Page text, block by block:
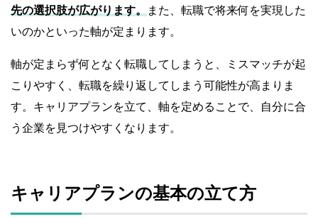
先の選択肢が広がります。
また、転職で将来何を実現した
いのかといった軸が定まります。
軸が定まらず何となく転職してしまうと、ミスマッチが起
こりやすく、転職を繰り返してしまう可能性が高まりま
す。キャリアプランを立て、軸を定めることで、自分に合
う企業を見つけやすくなります。
キャリアプランの基本の立て方